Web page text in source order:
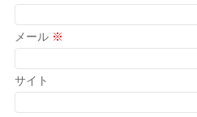
メール ※
サイト